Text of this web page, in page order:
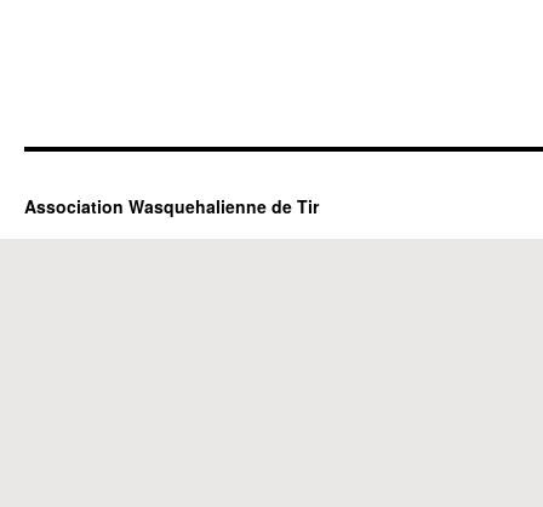
Association Wasquehalienne de Tir